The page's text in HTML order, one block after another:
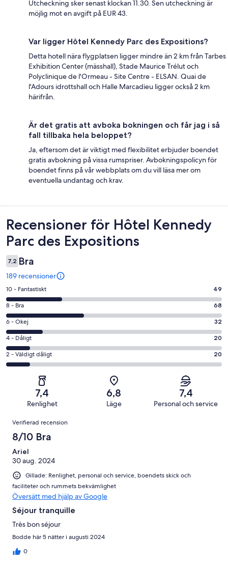
Utcheckning sker senast klockan 11.30. Sen utcheckning är
möjlig mot en avgift på EUR 43.
Var ligger Hôtel Kennedy Parc des Expositions?
Detta hotell nära flygplatsen ligger mindre än 2 km från Tarbes
Exhibition Center (mässhall), Stade Maurice Trélut och
Polyclinique de l'Ormeau - Site Centre - ELSAN. Quai de
l'Adours idrottshall och Halle Marcadieu ligger också 2 km
härifrån.
Är det gratis att avboka bokningen och får jag i så
fall tillbaka hela beloppet?
Ja, eftersom det är viktigt med flexibilitet erbjuder boendet
gratis avbokning på vissa rumspriser. Avbokningspolicyn för
boendet finns på vår webbplats om du vill läsa mer om
eventuella undantag och krav.
Recensioner
Recensioner för Hôtel Kennedy
Parc des Expositions
7,2 Bra
189 recensioner
10
-
Fantastiskt
i
betyg.
49
av
189
recensioner
10 - Fantastiskt 49
8
-
Bra
i
betyg.
68
av
recensioner
8 - Bra 68
6
-
Okej
i
betyg.
recensioner
6 - Okej 32
4
-
Dåligt
recensioner
4 - Dåligt 20
2
-
betyg.
20
189
recensioner
2 - Väldigt dåligt 20
7,4
Renlighet
6,8
Läge
7,4
Personal och service
Recensioner
Verifierad recension
8/10 Bra
Ariel
30 aug. 2024
Gillade: Renlighet, personal och service, boendets skick och
faciliteter och rummets bekvämlighet
Översätt med hjälp av Google
Séjour tranquille
Très bon séjour
Bodde här 5 nätter i augusti 2024
0